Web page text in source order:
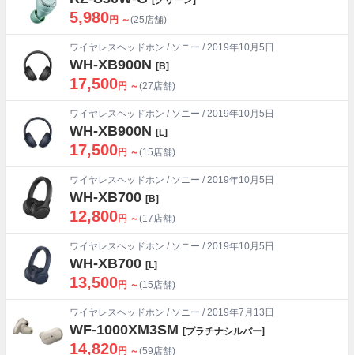
5,980円 ～(25店舗)
ワイヤレスヘッドホン / ソニー / 2019年10月5日
WH-XB900N [B]
17,500円 ～(27店舗)
ワイヤレスヘッドホン / ソニー / 2019年10月5日
WH-XB900N [L]
17,500円 ～(15店舗)
ワイヤレスヘッドホン / ソニー / 2019年10月5日
WH-XB700 [B]
12,800円 ～(17店舗)
ワイヤレスヘッドホン / ソニー / 2019年10月5日
WH-XB700 [L]
13,500円 ～(15店舗)
ワイヤレスヘッドホン / ソニー / 2019年7月13日
WF-1000XM3SM [プラチナシルバー]
14,820円 ～(59店舗)